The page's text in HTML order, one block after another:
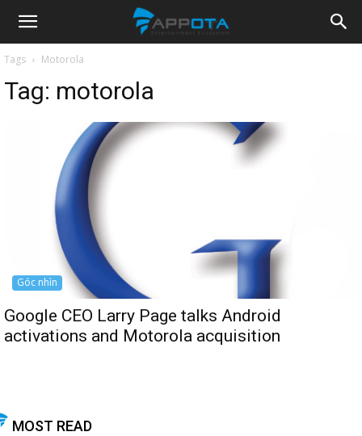
Appota
News
Tags Motorola
Tag: motorola
Góc nhìn
Google CEO Larry Page talks Android
activations and Motorola acquisition
MOST READ